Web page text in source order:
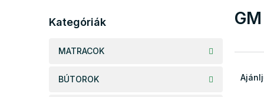
a
átugrása
Kategóriák
MATRACOK
BÚTOROK
GM
e